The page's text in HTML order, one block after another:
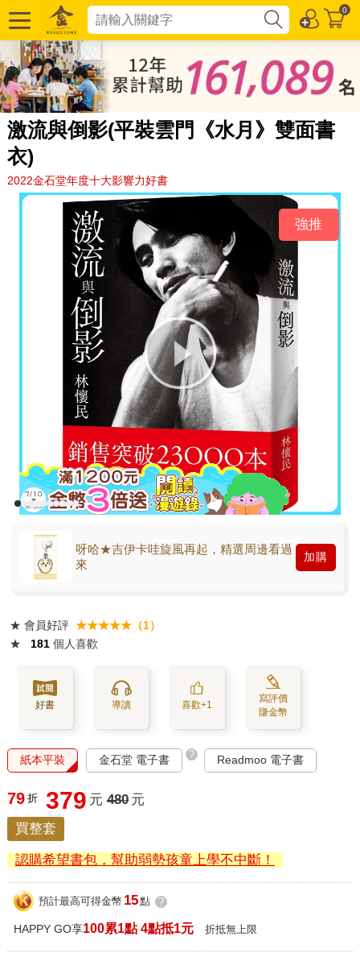
0
激流與倒影(平裝雲門《水月》雙面書
衣)
2022金石堂年度十大影響力好書
強推
呀哈★吉伊卡哇旋風再起，精選周邊看過
來
加購
★ 會員好評 ★★★★★（1）
★
181 個人喜歡
好書 導讀 喜歡+1
寫評價
賺金幣
紙本平裝 金石堂 電子書 ? Readmoo 電子書
79 折 379 元 480 元
買整套
認購希望書包，幫助弱勢孩童上學不中斷！
預計最高可得金幣 15點 ?
HAPPY GO享100累1點 4點抵1元 折抵無上限